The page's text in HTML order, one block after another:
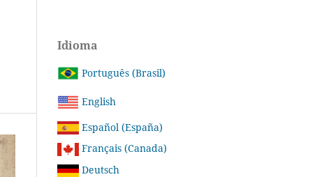
Idioma
Português (Brasil)
English
Español (España)
Français (Canada)
Deutsch